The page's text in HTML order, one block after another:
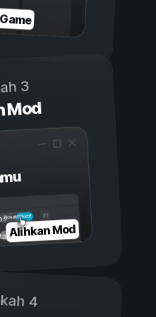
3
Mod
Aktif
Nonaktif
Alihkan Mod
4